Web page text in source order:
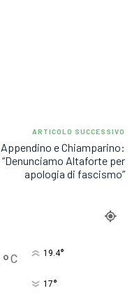
ARTICOLO SUCCESSIVO
Appendino e Chiamparino:
“Denunciamo Altaforte per
apologia di fascismo”
°C 19.4°
17°